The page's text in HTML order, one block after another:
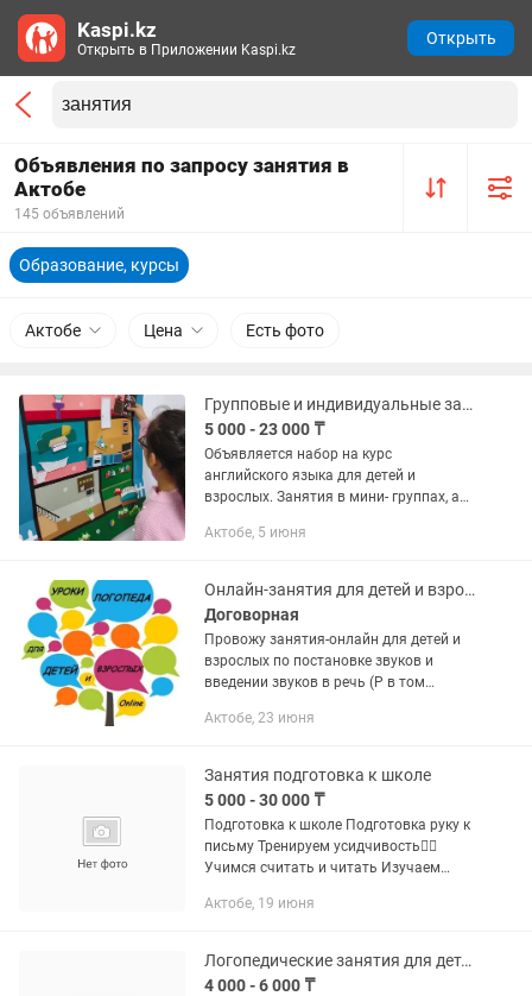
Объявления по запросу занятия в
Актобе
145 объявлений
Образование, курсы
Актобе Цена Есть фото
Групповые и индивидуальные занятия по английскому языку для детей, взрослых
5 000 - 23 000 ₸
Объявляется набор на курс
английского языка для детей и
взрослых. Занятия в мини- группах, а
проходят в увлекательное и
занятий - онлайн и...
Актобе, 5 июня
Онлайн-занятия для детей и взрослых
Договорная
Провожу занятия-онлайн для детей и
взрослых по постановке звуков и
введении звуков в речь (Р в том
грамоте. Занятие длится 30-45 минут, в
Актобе, 23 июня
Занятия подготовка к школе
5 000 - 30 000 ₸
Подготовка к школе Подготовка руку к
письму Тренируем усидчивость👍🏼
Учимся считать и читать Изучаем
Актобе, 19 июня
Логопедические занятия для детей ЗРР ОНР ЗПР запуск речи
4 000 - 6 000 ₸
Kaspi.kz
Открыть в Приложении Kaspi.kz
Открыть